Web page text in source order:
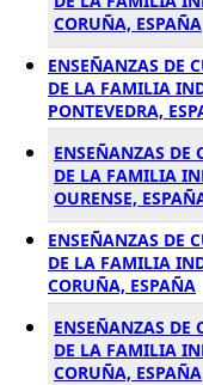
CORUÑA, ESPAÑA
ENSEÑANZAS DE
DE LA FAMILIA
PONTEVEDRA,
ENSEÑANZAS
DE LA FAMILIA
OURENSE,
ENSEÑANZAS DE
DE LA FAMILIA
CORUÑA, ESPAÑA
ENSEÑANZAS
DE LA FAMILIA
CORUÑA, ESPAÑA